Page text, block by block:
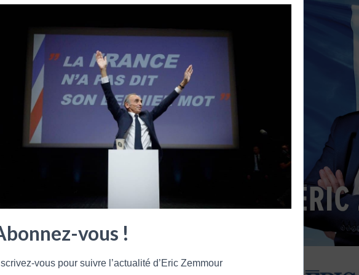
Coronavirus: gestion de crise très politique Fraude
Celui qui fît parler les pharaons Eric Zemmour face à Yves
Michaud
Lire plus
vous !
vous pour suivre l’actualité d’Eric Zemmour